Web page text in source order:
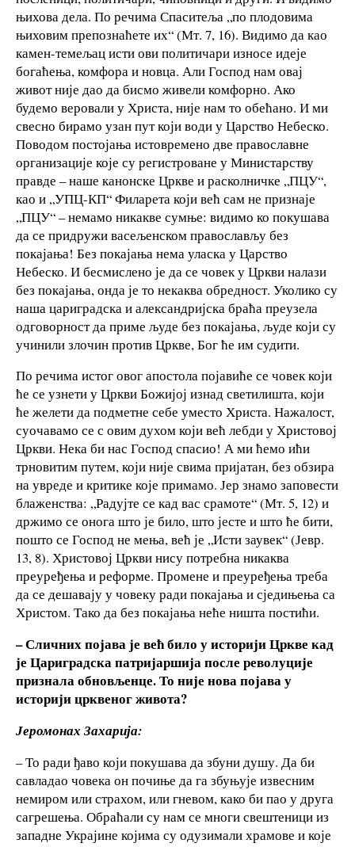
њихова дела. По речима Спаситеља „по плодовима
њиховим препознаћете их“ (Мт. 7, 16). Видимо да као
камен-темељац исти ови политичари износе идеје
богаћења, комфора и новца. Али Господ нам овај
живот није дао да бисмо живели комфорно. Ако
будемо веровали у Христа, није нам то обећано. И ми
свесно бирамо узан пут који води у Царство Небеско.
Поводом постојања истовремено две православне
организације које су регистроване у Министарству
правде – наше канонске Цркве и расколничке „ПЦУ“,
као и „УПЦ-КП“ Филарета који већ сам не признаје
„ПЦУ“ – немамо никакве сумње: видимо ко покушава
да се придружи васељенском православљу без
покајања! Без покајања нема уласка у Царство
Небеско. И бесмислено је да се човек у Цркви налази
без покајања, онда је то некаква обредност. Уколико су
наша цариградска и александријска браћа преузела
одговорност да приме људе без покајања, људе који су
учинили злочин против Цркве, Бог ће им судити.
По речима истог овог апостола појавиће се човек који
ће се узнети у Цркви Божијој изнад светилишта, који
ће желети да подметне себе уместо Христа. Нажалост,
суочавамо се с овим духом који већ лебди у Христовој
Цркви. Нека би нас Господ спасио! А ми ћемо ићи
трновитим путем, који није свима пријатан, без обзира
на увреде и критике које примамо. Јер знамо заповести
блаженства: „Радујте се кад вас срамоте“ (Мт. 5, 12) и
држимо се онога што је било, што јесте и што ће бити,
пошто се Господ не мења, већ је „Исти заувек“ (Јевр.
13, 8). Христовој Цркви нису потребна никаква
преуређења и реформе. Промене и преуређења треба
да се дешавају у човеку ради покајања и сједињења са
Христом. Тако да без покајања неће ништа постићи.
–Сличних појава је већ било у историји Цркве кад
је Цариградска патријаршија после револуције
признала обновљенце. То није нова појава у
историји црквеног живота?
Јеромонах Захарија:
– То ради ђаво који покушава да збуни душу. Да би
савладао човека он почиње да га збуњује извесним
немиром или страхом, или гневом, како би пао у друга
сагрешења. Обраћали су нам се многи свештеници из
западне Украјине којима су одузимали храмове и које